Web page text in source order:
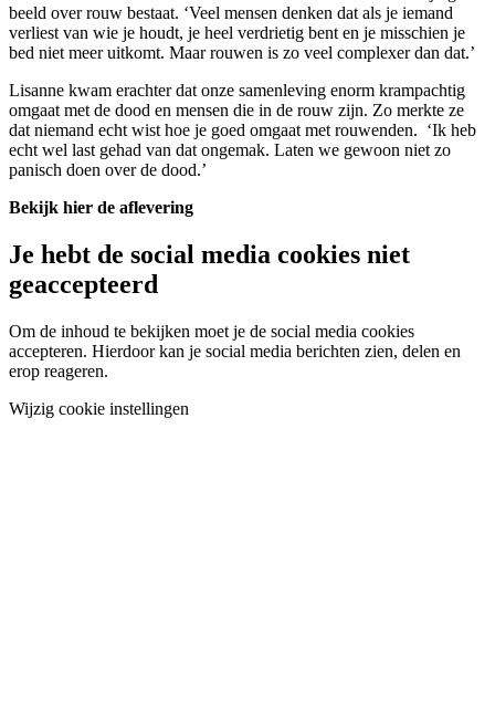
beeld over rouw bestaat. ‘Veel mensen denken dat als je iemand
verliest van wie je houdt, je heel verdrietig bent en je misschien je
bed niet meer uitkomt. Maar rouwen is zo veel complexer dan dat.’
Lisanne kwam erachter dat onze samenleving enorm krampachtig
omgaat met de dood en mensen die in de rouw zijn. Zo merkte ze
dat niemand echt wist hoe je goed omgaat met rouwenden. ‘Ik heb
echt wel last gehad van dat ongemak. Laten we gewoon niet zo
panisch doen over de dood.’
Bekijk hier de aflevering
Je hebt de social media cookies niet
geaccepteerd
Om de inhoud te bekijken moet je de social media cookies
accepteren. Hierdoor kan je social media berichten zien, delen en
erop reageren.
Wijzig cookie instellingen